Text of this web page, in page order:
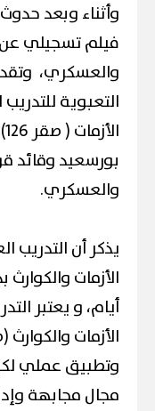
وأثناء وبعد
فيلم تسجيلي
والعسكري،
التعبوية
بورسعيد وقائد
والعسكري.
يذكر أن التدريب
الأزمات
أيام، و يعتبر
وتطبيق عملي
مجال مجابهة